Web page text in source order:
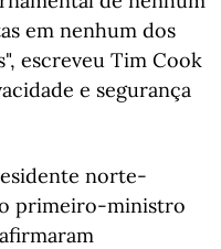
em nenhum dos
escreveu Tim Cook
e segurança
norte-
o primeiro-ministro